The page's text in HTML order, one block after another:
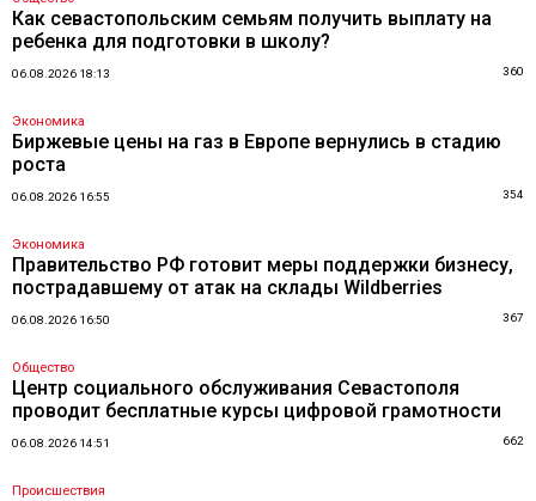
Как севастопольским семьям получить выплату на
ребенка для подготовки в школу?
06.08.2026 18:13 360
Экономика
Биржевые цены на газ в Европе вернулись в стадию
роста
06.08.2026 16:55 354
Экономика
Правительство РФ готовит меры поддержки бизнесу,
пострадавшему от атак на склады Wildberries
06.08.2026 16:50 367
Общество
Центр социального обслуживания Севастополя
проводит бесплатные курсы цифровой грамотности
06.08.2026 14:51 662
Происшествия